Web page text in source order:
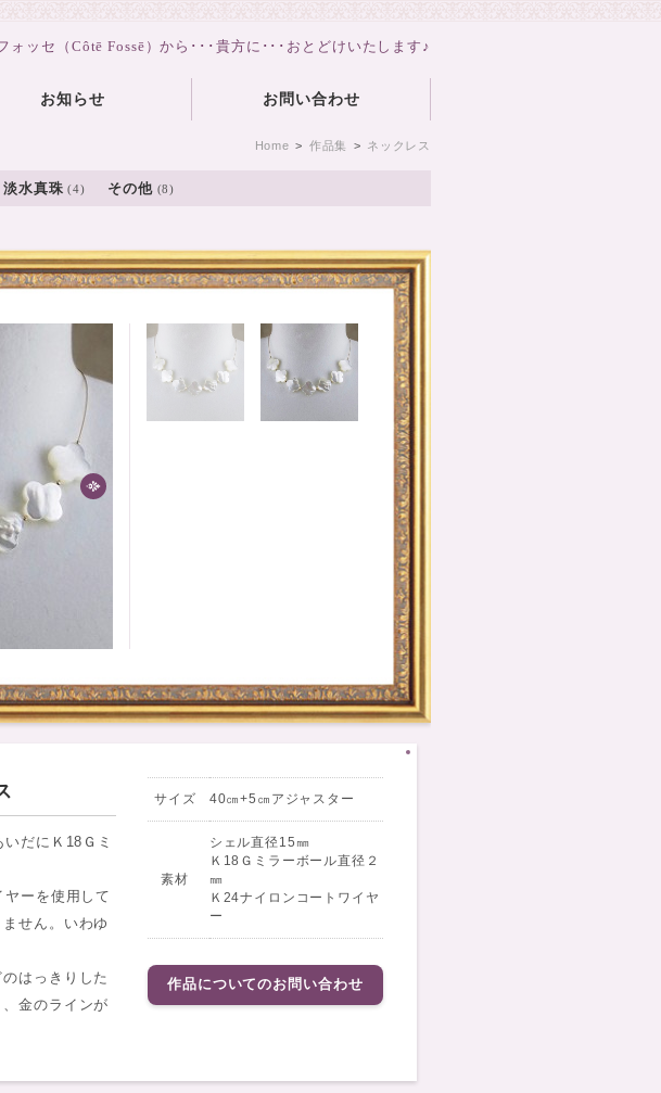
ォッセ（Côtē Fossē）から･･･貴方に･･･おとどけいたします♪
お知らせ お問い合わせ
Home > 作品集 > ネックレス
淡水真珠 (4) その他 (8)
だにＫ18Ｇミ
ーを使用して
せん。いわゆ
はっきりした
金のラインが
サイズ 40㎝+5㎝アジャスター
素材
シェル直径15㎜
Ｋ18Ｇミラーボール直径２
㎜
Ｋ24ナイロンコートワイヤ
ー
作品についてのお問い合わせ